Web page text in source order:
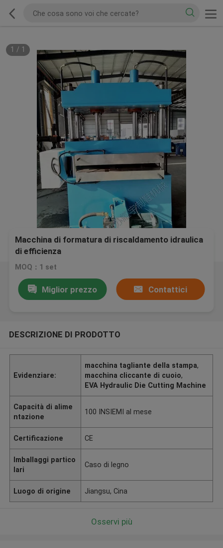
1 / 1
Macchina di formatura di riscaldamento idraulica
di efficienza
MOQ：1 set
Miglior prezzo Contattici
DESCRIZIONE DI PRODOTTO
Evidenziare:
macchina tagliante della stampa,
macchina cliccante di cuoio,
EVA Hydraulic Die Cutting Machine
Capacità di alime
ntazione
100 INSIEMI al mese
Certificazione CE
Imballaggi partico
lari
Caso di legno
Luogo di origine Jiangsu, Cina
Osservi più